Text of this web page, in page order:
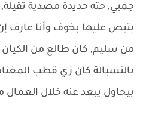
جمبي, حته حديدة مصدية
بتبص عليها بخوف وأنا عارف
من سليم, كان طالع من الكيان
بالنسبالة كان زي قطب
بيحاول يبعد عنه خلال العمال